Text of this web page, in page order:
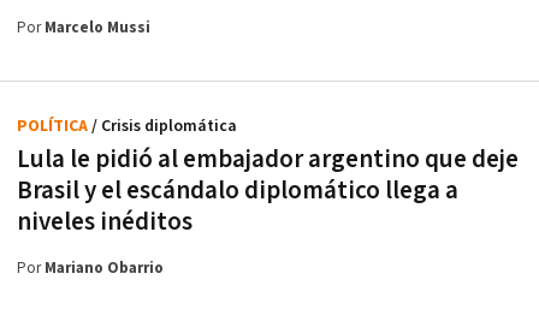
PorMarcelo Mussi
Lula le pidió al embajador argentino que deje
Brasil y el escándalo diplomático llega a
niveles inéditos
POLÍTICA/ Crisis diplomática
PorMariano Obarrio